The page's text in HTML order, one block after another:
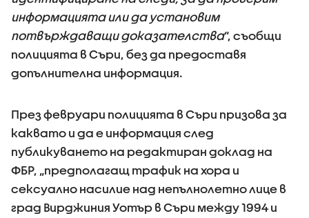
информацията или да установим
потвърждаващи доказателства“, съобщи
полицията в Съри, без да предоставя
допълнителна информация.
През февруари полицията в Съри призова за
каквато и да е информация след
публикуването на редактиран доклад на
ФБР, „предполагащ трафик на хора и
сексуално насилие над непълнолетно лице в
град Вирджиния Уотър в Съри между 1994 и